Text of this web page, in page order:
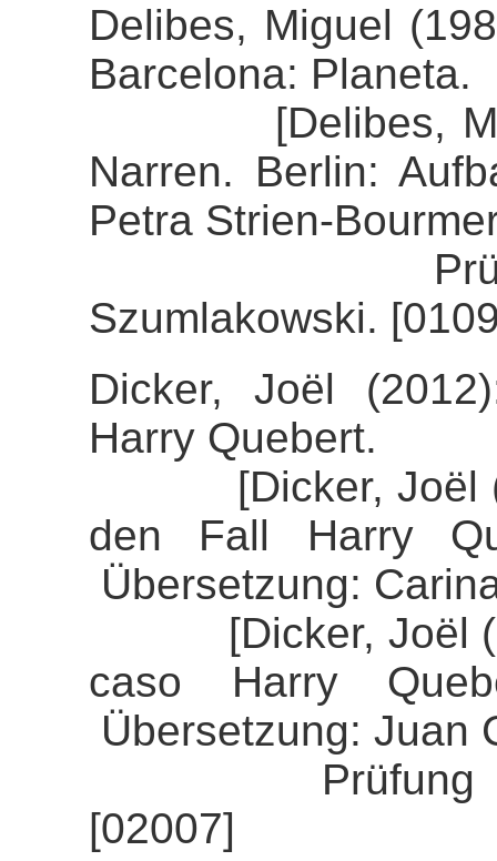
Delibes, Miguel
Barcelona: Planeta.
[Delibes,
Narren. Berlin:
Petra Strien-
Prüfung
Szumlakowski.
Dicker, Joël
Harry Quebert.
[Dicker, Joël
den Fall Harry
Übersetzung:
[Dicker, Joël
caso Harry
Übersetzung: Juan
Prüfung der
[02007]